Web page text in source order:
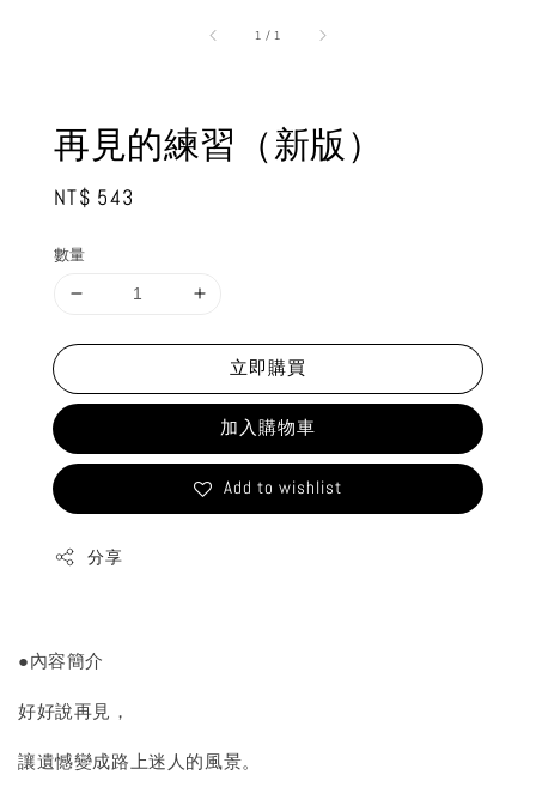
1 / 1
再見的練習（新版）
Regular
NT$ 543
數量
立即購買
加入購物車
Add to wishlist
分享
●內容簡介
好好說再見，
讓遺憾變成路上迷人的風景。